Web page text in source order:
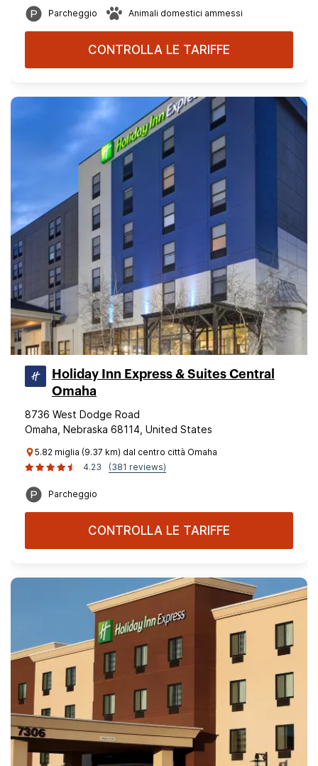
Parcheggio Animali domestici ammessi
CONTROLLA LE TARIFFE
Holiday Inn Express & Suites Central
Omaha
8736 West Dodge Road
Omaha, Nebraska 68114, United States
5.82 miglia (9.37 km) dal centro città Omaha
4.23
(381 reviews)
Parcheggio
CONTROLLA LE TARIFFE